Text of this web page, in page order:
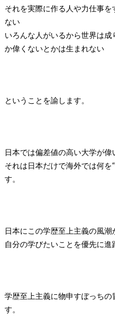
それを実際に作る人や力仕事
ない
いろんな人がいるから世界は
か偉くないとかは生まれない
ということを諭します。
日本では偏差値の高い大学が偉
それは日本だけで海外では何を“
す。
日本にこの学歴至上主義の風
自分の学びたいことを優先に進
学歴至上主義に物申すぼっち
す。